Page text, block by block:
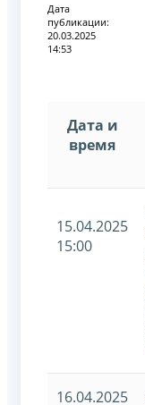
Дата
публикации:
20.03.2025
14:53
Дата и
время
15.04.2025
15:00
16.04.2025